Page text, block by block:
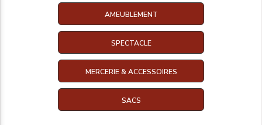
AMEUBLEMENT
SPECTACLE
MERCERIE & ACCESSOIRES
SACS